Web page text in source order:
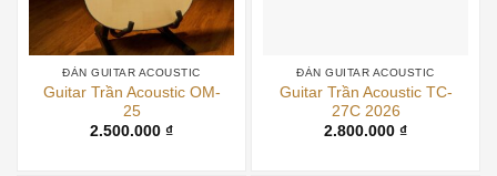
ĐÀN GUITAR ACOUSTIC
Guitar Trần Acoustic OM-
25
2.500.000 ₫
ĐÀN GUITAR ACOUSTIC
Guitar Trần Acoustic TC-
27C 2026
2.800.000 ₫